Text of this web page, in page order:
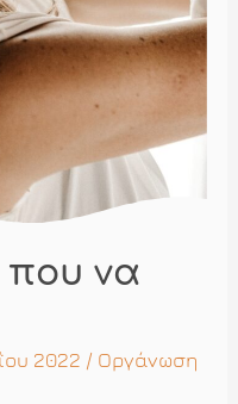
να
2022 / Οργάνωση